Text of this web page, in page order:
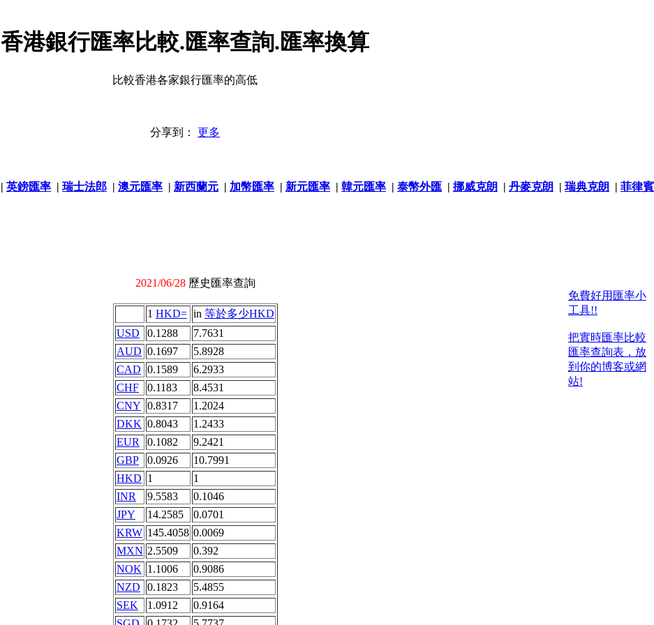
香港銀行匯率比較.匯率查詢.匯率換算
比較香港各家銀行匯率的高低
分享到： 更多
| 英鎊匯率 | 瑞士法郎 | 澳元匯率 | 新西蘭元 | 加幣匯率 | 新元匯率 | 韓元匯率 | 泰幣外匯 | 挪威克朗 | 丹麥克朗 | 瑞典克朗 | 菲律賓
2021/06/28 歷史匯率查詢
1 HKD= in 等於多少HKD
USD
0.1288
7.7631
AUD 0.1697
5.8928
CAD 0.1589
6.2933
CHF
0.1183
8.4531
CNY 0.8317
1.2024
DKK 0.8043
1.2433
EUR
0.1082
9.2421
GBP
0.0926
10.7991
HKD 1
1
INR
9.5583
0.1046
JPY
14.2585
0.0701
KRW 145.4058 0.0069
MXN 2.5509
0.392
NOK 1.1006
0.9086
NZD
0.1823
5.4855
SEK
1.0912
0.9164
免費好用匯率小
工具!!
把實時匯率比較
匯率查詢表，放
到你的博客或網
站!